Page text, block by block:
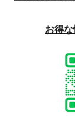
お得